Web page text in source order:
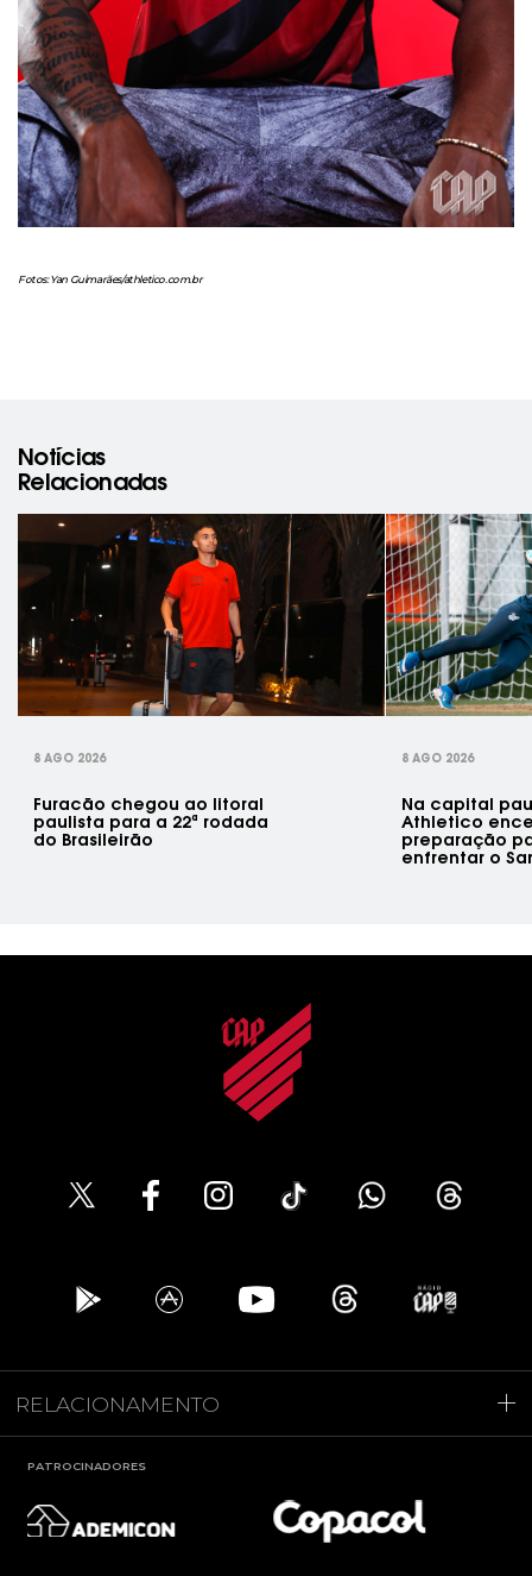
Fotos: Yan Guimarães/athletico.com.br
Notícias
Relacionadas
8 AGO 2026
Furacão chegou ao litoral
paulista para a 22ª rodada
do Brasileirão
8 AGO 2026
Na capital
Athletico
preparação
enfrentar o
RELACIONAMENTO
PATROCINADORES